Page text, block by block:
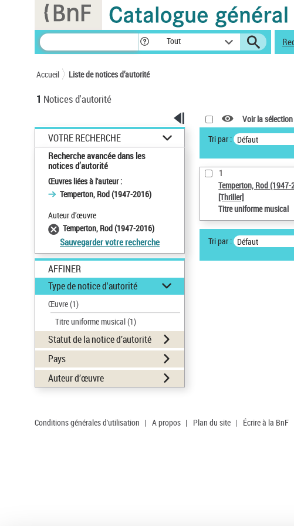
Tout
Accueil Liste de notices d’autorité
1 Notices d'autorité
VOTRE RECHERCHE
Recherche avancée dans les
notices d’autorité
Œuvres liées à l'auteur :
Temperton, Rod (1947-2016)
Auteur d’œuvre
Temperton, Rod (1947-2016)
Sauvegarder votre recherche
AFFINER
Type de notice d'autorité
Œuvre(1)
Titre uniforme musical(1)
Statut de la notice d’autorité
Pays
Auteur d’œuvre
Voir la
Tri par : Défaut
1
Temperton, Rod (1947-
[Thriller]
Titre uniforme musical
Tri par : Défaut
Conditions générales d'utilisation | A propos | Plan du site | Écrire à la BnF
Panneau de gestion des cookies